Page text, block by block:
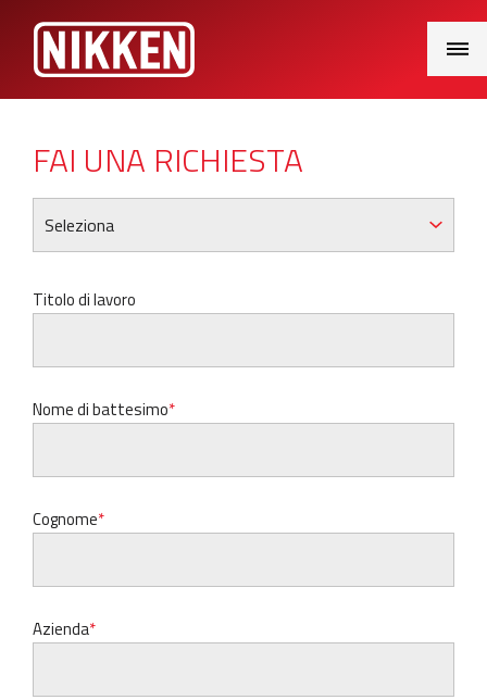
Menu
FAI UNA RICHIESTA
Titolo di lavoro
Nome di battesimo
Cognome
Azienda